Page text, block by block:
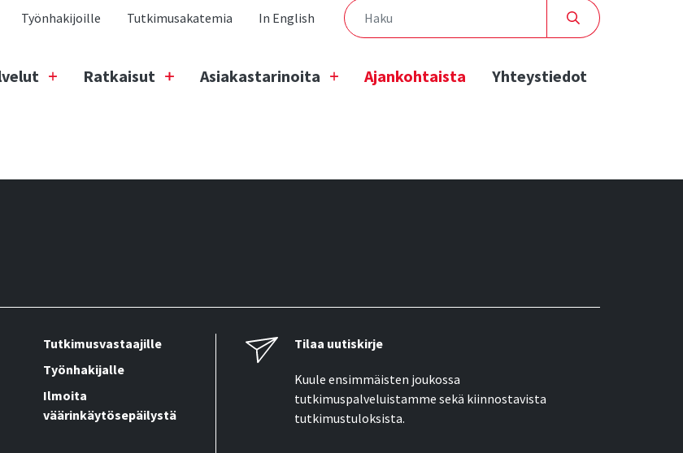
Työnhakijoille Tutkimusakatemia In English
Ratkaisut Asiakastarinoita Ajankohtaista Yhteystiedot
Tutkimusvastaajille
Työnhakijalle
Ilmoita
väärinkäytösepäilystä
Tilaa uutiskirje
Kuule ensimmäisten joukossa
tutkimuspalveluistamme sekä kiinnostavista
tutkimustuloksista.